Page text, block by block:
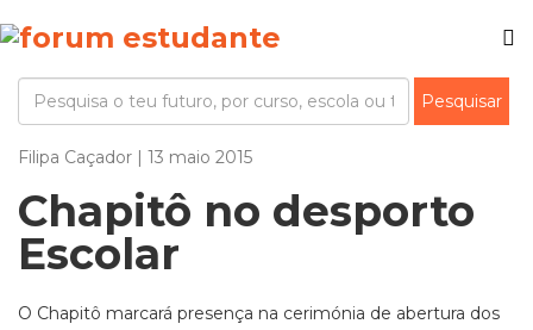
Filipa Caçador | 13 maio 2015
Chapitô no desporto
Escolar
O Chapitô marcará presença na cerimónia de abertura dos